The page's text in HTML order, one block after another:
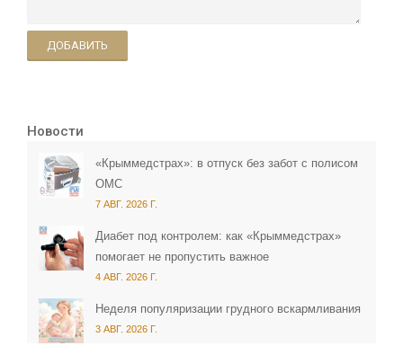
ДОБАВИТЬ
Новости
«Крыммедстрах»: в отпуск без забот с полисом
ОМС
7 АВГ. 2026 Г.
Диабет под контролем: как «Крыммедстрах»
помогает не пропустить важное
4 АВГ. 2026 Г.
Неделя популяризации грудного вскармливания
3 АВГ. 2026 Г.